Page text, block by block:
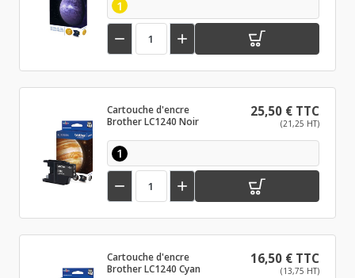
1
 
Cartouche d'encre
Brother LC1240 Noir
25,50 € TTC
(21,25 HT)
1
 
Cartouche d'encre
Brother LC1240 Cyan
16,50 € TTC
(13,75 HT)